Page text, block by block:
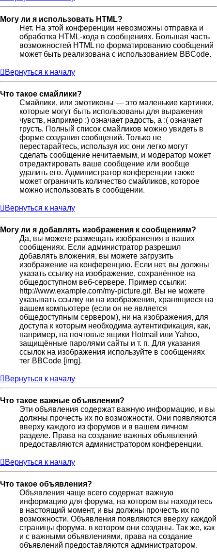
Могу ли я использовать HTML?
Нет. На этой конференции невозможны отправка и
обработка HTML-кода в сообщениях. Большая часть
возможностей HTML по форматированию сообщений
может быть реализована с использованием BBCode.
Вернуться к началу
Что такое смайлики?
Смайлики, или эмотиконы — это маленькие картинки,
которые могут быть использованы для выражения
чувств, например :) означает радость, а :( означает
грусть. Полный список смайликов можно увидеть в
форме создания сообщений. Только не
перестарайтесь, используя их: они легко могут
сделать сообщение нечитаемым, и модератор может
отредактировать ваше сообщение или вообще
удалить его. Администратор конференции также
может ограничить количество смайликов, которое
можно использовать в сообщении.
Вернуться к началу
Могу ли я добавлять изображения к сообщениям?
Да, вы можете размещать изображения в ваших
сообщениях. Если администратор разрешил
добавлять вложения, вы можете загрузить
изображение на конференцию. Если нет, вы должны
указать ссылку на изображение, сохранённое на
общедоступном веб-сервере. Пример ссылки:
http://www.example.com/my-picture.gif. Вы не можете
указывать ссылку ни на изображения, хранящиеся на
вашем компьютере (если он не является
общедоступным сервером), ни на изображения, для
доступа к которым необходима аутентификация, как,
например, на почтовые ящики Hotmail или Yahoo,
защищённые паролями сайты и т. п. Для указания
ссылок на изображения используйте в сообщениях
тег BBCode [img].
Вернуться к началу
Что такое важные объявления?
Эти объявления содержат важную информацию, и вы
должны прочесть их по возможности. Они появляются
вверху каждого из форумов и в вашем личном
разделе. Права на создание важных объявлений
предоставляются администратором конференции.
Вернуться к началу
Что такое объявления?
Объявления чаще всего содержат важную
информацию для форума, на котором вы находитесь
в настоящий момент, и вы должны прочесть их по
возможности. Объявления появляются вверху каждой
страницы форума, в котором они созданы. Так же, как
и с важными объявлениями, права на создание
объявлений предоставляются администратором.